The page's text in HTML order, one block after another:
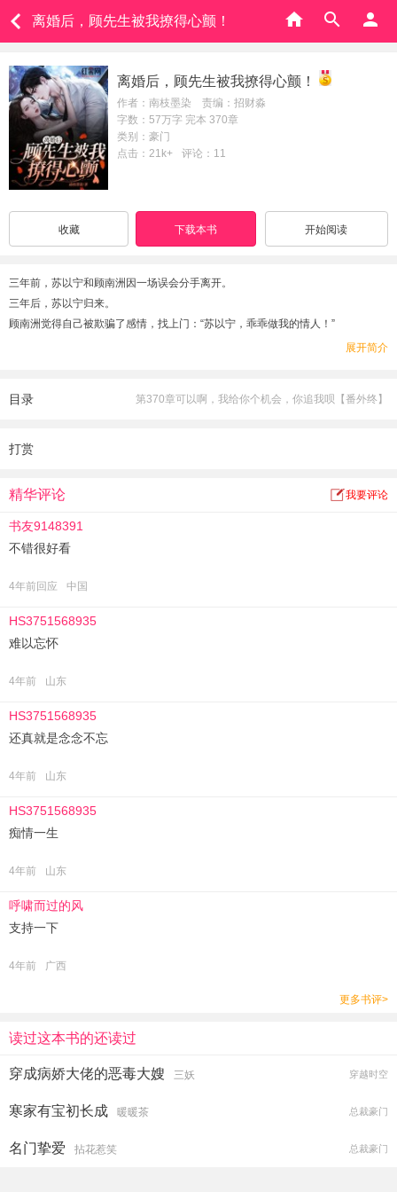
离婚后，顾先生被我撩得心颤！
离婚后，顾先生被我撩得心颤！
作者：南枝墨染 责编：招财淼
字数：57万字 完本 370章
类别：豪门
点击：21k+
评论：11
收藏 下载本书 开始阅读
三年前，苏以宁和顾南洲因一场误会分手离开。
三年后，苏以宁归来。
顾南洲觉得自己被欺骗了感情，找上门：“苏以宁，乖乖做我的情人！”
看着这个纠缠上来的狗男人，苏以宁只觉得他病得不轻：“有病呢，就赶紧去治，
苏以宁：“……”
没有人知道，这么多年来，顾南洲一直在等着一个女孩。
顾南洲只是淡淡回道：“不回来就不回来吧，我唯一能做的就是待在原地，等她回
好在，等了那么多年，她终于回来了。
展开简介
目录 第370章可以啊，我给你个机会，你追我呗【番外终】
打赏
精华评论 我要评论
书友9148391
不错很好看
4年前回应 中国
HS3751568935
难以忘怀
4年前 山东
HS3751568935
还真就是念念不忘
4年前 山东
HS3751568935
痴情一生
4年前 山东
呼啸而过的风
支持一下
4年前 广西
更多书评>
读过这本书的还读过
穿成病娇大佬的恶毒大嫂 三妖 穿越时空
寒家有宝初长成 暖暖茶 总裁豪门
名门挚爱 拈花惹笑 总裁豪门